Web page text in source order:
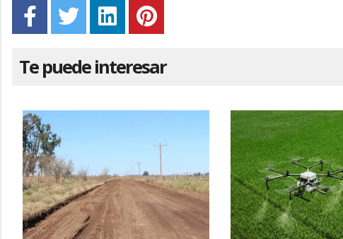
Te puede interesar